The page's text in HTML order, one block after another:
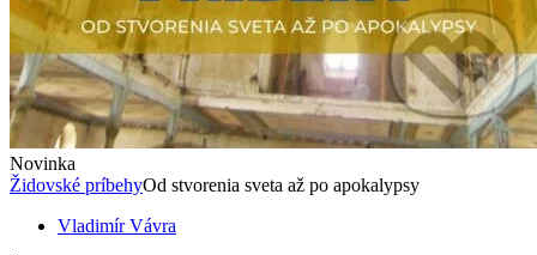
Novinka
Židovské príbehyOd stvorenia sveta až po apokalypsy
Vladimír Vávra